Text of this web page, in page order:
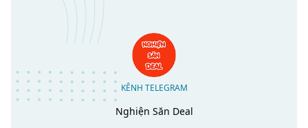
KÊNH TELEGRAM
Nghiện Săn Deal